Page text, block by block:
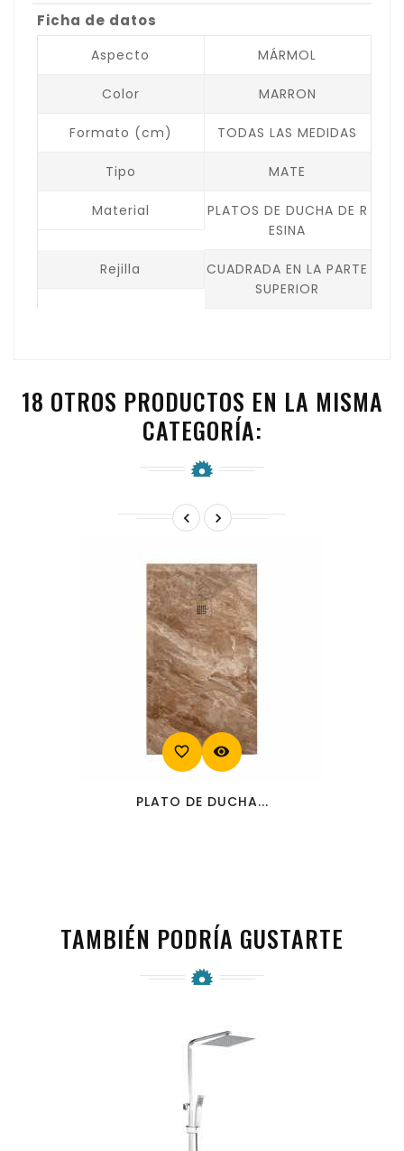
Ficha de datos
Aspecto MÁRMOL
Color MARRON
Formato (cm) TODAS LAS MEDIDAS
Tipo MATE
Material
PLATOS DE DUCHA DE R
ESINA
Rejilla
CUADRADA EN LA PARTE
SUPERIOR
18 OTROS PRODUCTOS EN LA MISMA
CATEGORÍA:
 
favorite_border visibility
PLATO DE DUCHA...
TAMBIÉN PODRÍA GUSTARTE